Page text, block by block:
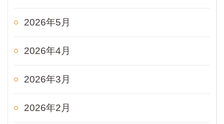
2026年5月
2026年4月
2026年3月
2026年2月